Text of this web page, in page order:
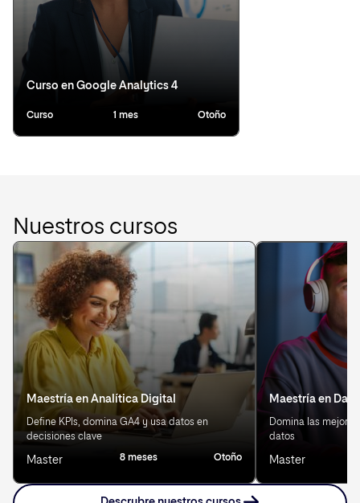
Curso en Google Analytics 4
Curso 1 mes Otoño
Nuestros cursos
Maestría en Analítica Digital
Define KPIs, domina GA4 y usa datos en
decisiones clave
Master 8 meses Otoño
Maestría en
Domina las
datos
Master